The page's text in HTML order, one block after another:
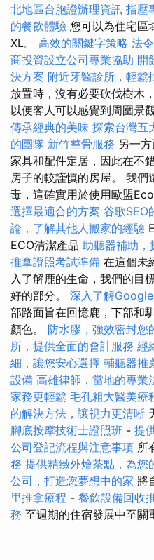
北地區台胞證辦理資訊 指壓
的餐飲體驗 您可以為住宅區
XL。 高效的關鍵字策略 法
商投資設立公司專業協助 開
決方案 附近牙醫診所，輕鬆
放置時，沒有必要砍伐樹木
以便客人可以感覺到周圍景
傳承經典的美味 探索台灣五
的團隊 新竹整骨服務 另一
家具和配件定居，因此在不
房子的較謹慎的房屋。 我們
毒，這確實用於使用歐盟
選擇最適合的方案 谷歌SEO
論，了解其他人搬家的經驗
ECO清潔產品 助聽器補助，
推拿證照考試準備 在這個未
入了解鹿的生命，我們的目
好的部分。 深入了解
部路面旨在回憶鹿，下部和
顏色。 防水膠，強效密封您
所，提供全面的會計服務 經
細，讓您安心選擇 輔聽器推
設備 高雄律師，當地的專業
家務更輕鬆 毛孔粗大醫美療
的解決方法，讓視力更清晰
腳底按摩技術士證照班 - 提
公司登記流程與注意事項 所
務 提供精緻外燴茶點，為您
公司，打造您夢想中的家 將
里推拿療程 - 餐飲設備回收
務 至週期的住宿發展中至關